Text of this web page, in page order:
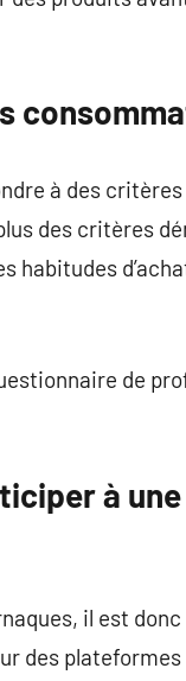
à des
des critères
habitudes
de
à
il est
des